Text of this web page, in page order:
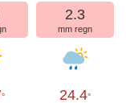
°
2.3
mm regn
24.4°